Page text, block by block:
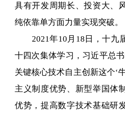
具有开发周期长、投资大、
纯依靠单方面力量实现突破。
2021年10月18日，十九
十四次集体学习，习近平总
关键核心技术自主创新这个‘
主义制度优势、新型举国体
优势，提高数字技术基础研